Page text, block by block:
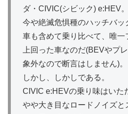
ダ・CIVIC(シビック) e:HEV。
今や絶滅危惧種のハッチバッ
車も含めて乗り比べて、唯一
上回った車なのだ(BEVやプ
象外なので断言はしません)。
しかし、しかしである。
CIVIC e:HEVの乗り味はいた
やや大き目なロードノイズと